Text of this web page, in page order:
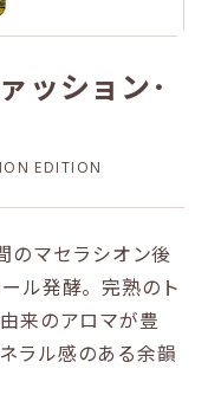
ッション･
EDITION
のマセラシオン後
ル発酵。完熟のト
来のアロマが豊
ラル感のある余韻